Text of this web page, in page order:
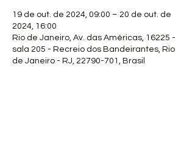
19 de out. de 2024, 09:00 – 20 de out. de
2024, 16:00
Rio de Janeiro, Av. das Américas, 16225 -
sala 205 - Recreio dos Bandeirantes, Rio
de Janeiro - RJ, 22790-701, Brasil